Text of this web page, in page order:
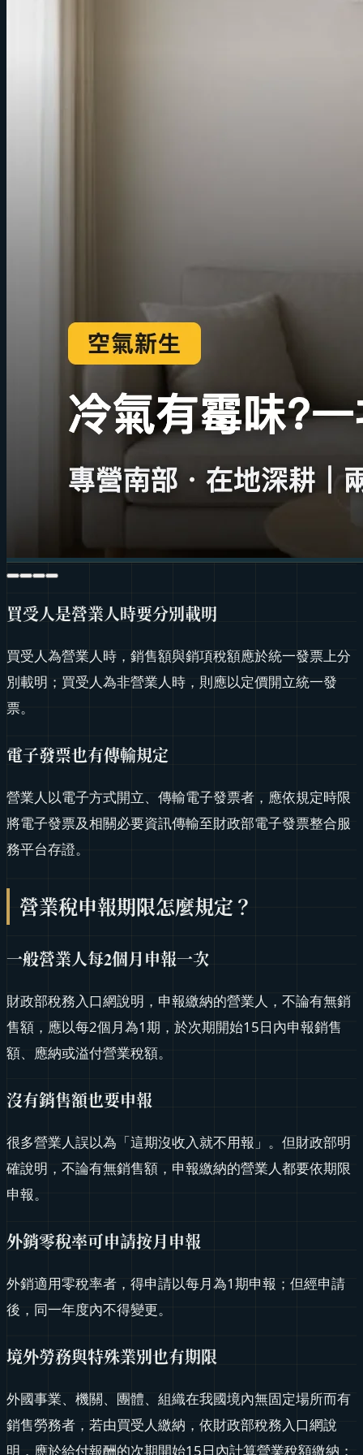
買受人是營業人時要分別載明
買受人為營業人時，銷售額與銷項稅額應於統一發票上分
別載明；買受人為非營業人時，則應以定價開立統一發
票。
電子發票也有傳輸規定
營業人以電子方式開立、傳輸電子發票者，應依規定時限
將電子發票及相關必要資訊傳輸至財政部電子發票整合服
務平台存證。
營業稅申報期限怎麼規定？
一般營業人每2個月申報一次
財政部稅務入口網說明，申報繳納的營業人，不論有無銷
售額，應以每2個月為1期，於次期開始15日內申報銷售
額、應納或溢付營業稅額。
沒有銷售額也要申報
很多營業人誤以為「這期沒收入就不用報」。但財政部明
確說明，不論有無銷售額，申報繳納的營業人都要依期限
申報。
外銷零稅率可申請按月申報
外銷適用零稅率者，得申請以每月為1期申報；但經申請
後，同一年度內不得變更。
境外勞務與特殊業別也有期限
外國事業、機關、團體、組織在我國境內無固定場所而有
銷售勞務者，若由買受人繳納，依財政部稅務入口網說
明，應於給付報酬的次期開始15日內計算營業稅額繳納；